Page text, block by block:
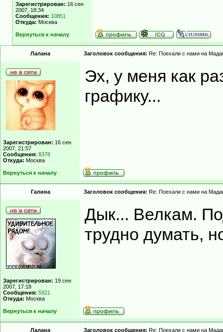
Зарегистрирован: 16 сен
2007, 18:34
Сообщения: 10851
Откуда: Москва
Вернуться к началу
Лалана Заголовок сообщения: Re: Поехали с нами на
Зарегистрирован: 16 сен
2007, 21:57
Сообщения: 8378
Откуда: Москва
Эх, у меня как
графику...
Вернуться к началу
Гaлинa Заголовок сообщения: Re: Поехали с нами на
Зарегистрирован: 19 сен
2007, 17:18
Сообщения: 5921
Откуда: Москва
Дык... Велкам.
трудно думать,
Вернуться к началу
Лалана Заголовок сообщения: Re: Поехали с нами на